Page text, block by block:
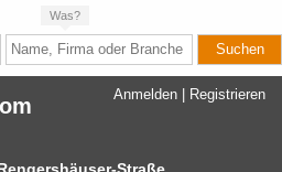
Was?
Anmelden Registrieren